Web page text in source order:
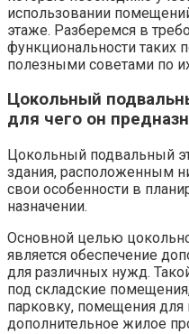
использовании
этаже.​ Разберемся в
функциональности таких
полезными советами по
Цокольный
для чего он
Цокольный подвальный
здания, расположенным
свои особенности в
назначении.​
Основной целью
является обеспечение
для различных нужд.​
под складские
парковку, помещения
дополнительное жилое